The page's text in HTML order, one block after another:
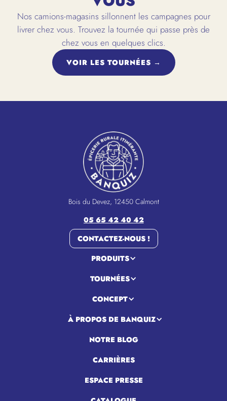
Nos camions-magasins sillonnent les campagnes pour
livrer chez vous. Trouvez la tournée qui passe près de
chez vous en quelques clics.
VOIR LES TOURNÉES →
Bois du Devez, 12450 Calmont
05 65 42 40 42
CONTACTEZ-NOUS !
PRODUITS
TOURNÉES
CONCEPT
À PROPOS DE BANQUIZ
NOTRE BLOG
CARRIÈRES
ESPACE PRESSE